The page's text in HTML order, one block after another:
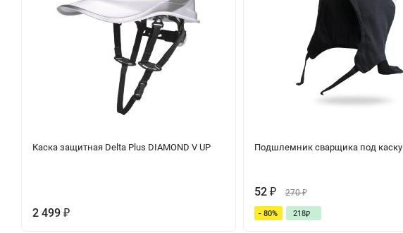
Каска защитная Delta Plus DIAMOND V UP
2 499 ₽
Подшлемник сварщика под каску
52 ₽ 270₽
- 80% 218₽